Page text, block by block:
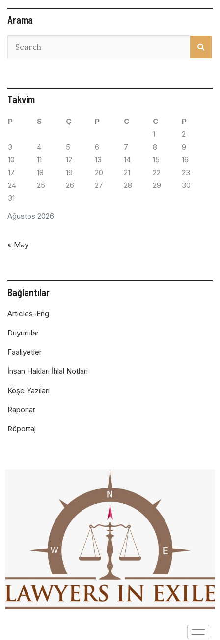
Arama
Takvim
Ağustos 2026
P S Ç P C C
P
1
2
3
4 5 6 7 8
9
10
11 12 13 14 15
16
17
18 19 20 21 22
23
24
25 26 27 28 29
30
31
« May
Bağlantılar
Articles-Eng
Duyurular
Faaliyetler
İnsan Hakları İhlal Notları
Köşe Yazıları
Raporlar
Röportaj